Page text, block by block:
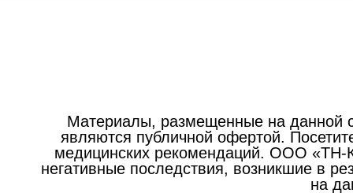
Материалы, размещенные на данной
являются публичной офертой.
медицинских рекомендаций. ООО «ТН-
негативные последствия, возникшие в
на